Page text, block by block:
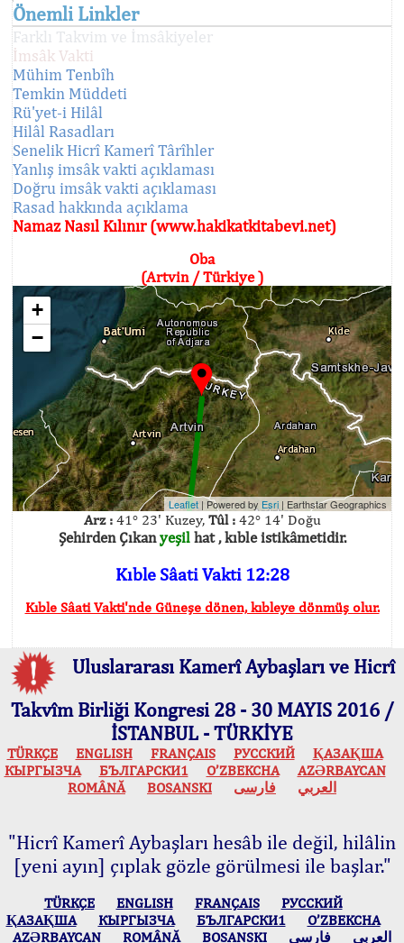
Önemli Linkler
Farklı Takvim ve İmsâkiyeler
İmsâk Vakti
Mühim Tenbîh
Temkin Müddeti
Rü'yet-i Hilâl
Hilâl Rasadları
Senelik Hicrî Kamerî Târîhler
Yanlış imsâk vakti açıklaması
Doğru imsâk vakti açıklaması
Rasad hakkında açıklama
Namaz Nasıl Kılınır (www.hakikatkitabevi.net)
Oba
(Artvin / Türkiye )
+
−
Leaflet | Powered by Esri | Earthstar Geographics
Arz :41° 23' Kuzey, Tûl :42° 14' Doğu
Şehirden Çıkanyeşilhat , kıble istikâmetidir.
Kıble Sâati Vakti 12:28
Kıble Sâati Vakti'nde Güneşe dönen, kıbleye dönmüş olur.
Uluslararası Kamerî Aybaşları ve Hicrî
Takvîm Birliği Kongresi 28 - 30 MAYIS 2016 /
İSTANBUL - TÜRKİYE
TÜRKÇE ENGLISH FRANÇAIS РУССКИЙ
ҚАЗАҚША
КЫPГЫЗЧA
БЪЛГАРСКИ1 O’ZBEKCHA
AZӘRBAYCAN
ROMÂNĂ
BOSANSKI العربي فارسی
"Hicrî Kamerî Aybaşları hesâb ile değil, hilâlin
[yeni ayın] çıplak gözle görülmesi ile başlar."
TÜRKÇE ENGLISH FRANÇAIS
РУССКИЙ
ҚАЗАҚША
КЫPГЫЗЧA БЪЛГАРСКИ1
O’ZBEKCHA
AZӘRBAYCAN
ROMÂNĂ BOSANSKI العربي فارسی